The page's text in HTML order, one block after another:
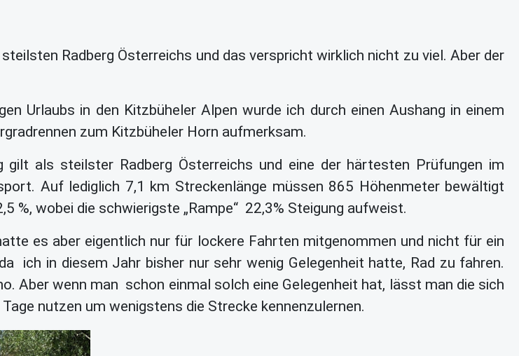
Radberg Österreichs und das verspricht wirklich nicht zu viel. Aber der
Urlaubs in den Kitzbüheler Alpen wurde ich durch einen Aushang in einem
zum Kitzbüheler Horn aufmerksam.
gilt als steilster Radberg Österreichs und eine der härtesten Prüfungen im
Auf lediglich 7,1 km Streckenlänge müssen 865 Höhenmeter bewältigt
wobei die schwierigste „Rampe“ 22,3% Steigung aufweist.
es aber eigentlich nur für lockere Fahrten mitgenommen und nicht für ein
ich in diesem Jahr bisher nur sehr wenig Gelegenheit hatte, Rad zu fahren.
Aber wenn man schon einmal solch eine Gelegenheit hat, lässt man die sich
nutzen um wenigstens die Strecke kennenzulernen.